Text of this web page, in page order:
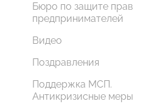
Бюро по защите прав
предпринимателей
Видео
Поздравления
Поддержка МСП.
Антикризисные меры